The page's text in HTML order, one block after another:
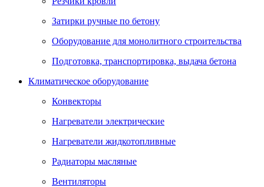
Затирки ручные по бетону
Оборудование для монолитного строительства
Подготовка, транспортировка, выдача бетона
Климатическое оборудование
Конвекторы
Нагреватели электрические
Нагреватели жидкотопливные
Радиаторы масляные
Вентиляторы